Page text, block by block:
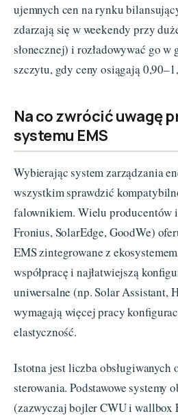
ujemnych cen na rynku
zdarzają się w weekendy przy
słonecznej) i rozładowywać go
szczytu, gdy ceny osiągają
Na co zwrócić uwagę
systemu EMS
Wybierając system zarządzania
wszystkim sprawdzić
falownikiem. Wielu producentów
Fronius, SolarEdge, GoodWe)
EMS zintegrowane z
współpracę i najłatwiejszą
uniwersalne (np. Solar Assistant,
wymagają więcej pracy
elastyczność.
Istotna jest liczba
sterowania. Podstawowe systemy
(zazwyczaj bojler CWU i wallbox